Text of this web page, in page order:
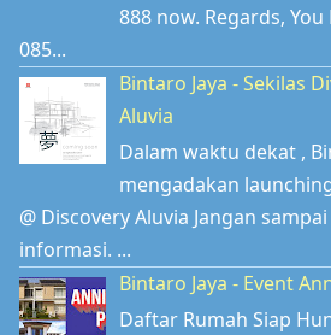
888 now. Regards,
085...
Bintaro Jaya - Sekilas
Aluvia
Dalam waktu dekat ,
mengadakan
@ Discovery Aluvia Jangan
informasi. ...
Bintaro Jaya - Event
Daftar Rumah Siap